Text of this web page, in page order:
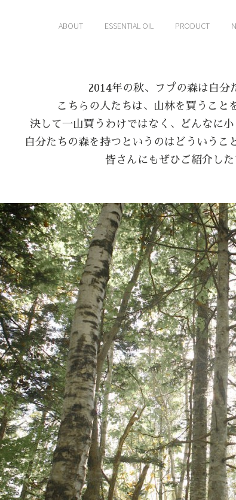
ABOUT ESSENTIAL OIL PRODUCT
2014年の秋、フプの森は自分
こちらの人たちは、山林を買うこと
決して一山買うわけではなく、どんなに
自分たちの森を持つというのはどういう
皆さんにもぜひご紹介した